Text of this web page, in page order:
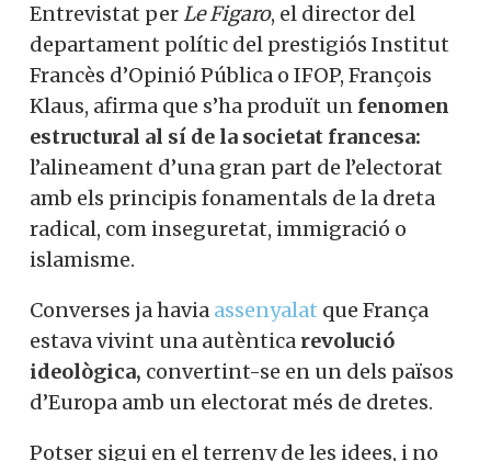
Entrevistat perLe Figaro, el director del
departament polític del prestigiós Institut
Francès d’Opinió Pública o IFOP, François
Klaus, afirma que s’ha produït un fenomen
estructural al sí de la societat francesa:
l’alineament d’una gran part de l’electorat
amb els principis fonamentals de la dreta
radical, com inseguretat, immigració o
islamisme.
Converses ja havia assenyalat que França
estava vivint una autèntica revolució
ideològica, convertint-se en un dels països
d’Europa amb un electorat més de dretes.
Potser sigui en el terreny de les idees, i no